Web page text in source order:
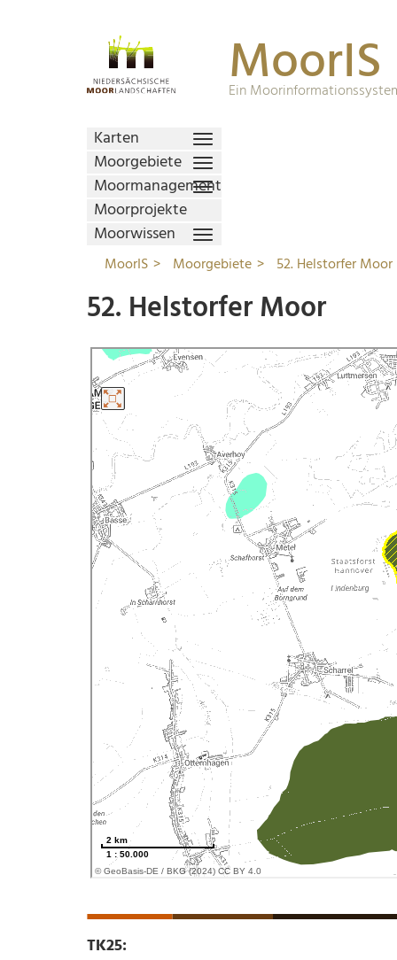
MoorIS
Ein
Karten
Moorgebiete
Moormanagement
Moorprojekte
Moorwissen
MoorIS Moorgebiete 52. Helstorfer Moor
52. Helstorfer Moor
TK25: